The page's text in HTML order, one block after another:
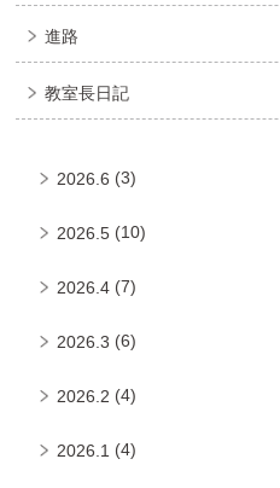
進路
教室長日記
2026.6 (3)
2026.5 (10)
2026.4 (7)
2026.3 (6)
2026.2 (4)
2026.1 (4)